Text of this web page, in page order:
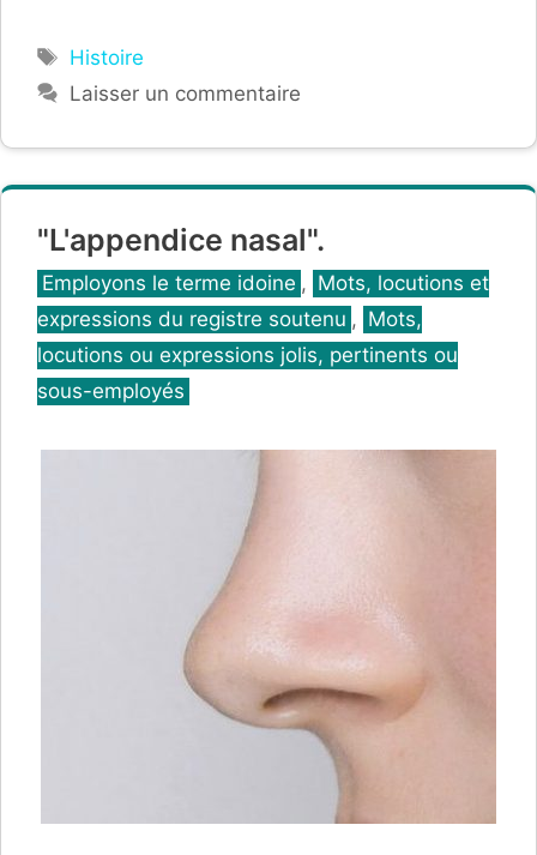
Étiquettes
Histoire
Laisser un commentaire
"L'appendice nasal".
Catégories
Employons le terme idoine , Mots, locutions et
expressions du registre soutenu , Mots,
locutions ou expressions jolis, pertinents ou
sous-employés